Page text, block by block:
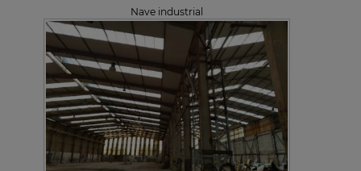
Nave industrial